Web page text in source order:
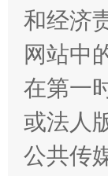
“
和经济
网站中
在第一
或法人
公共传